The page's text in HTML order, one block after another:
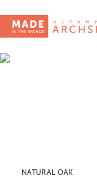
NATURAL OAK